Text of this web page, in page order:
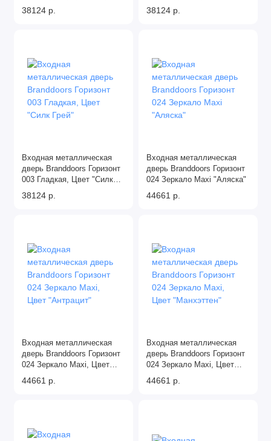
Грей"
38124 р.
"Манхэттен"
38124 р.
Входная металлическая
дверь Branddoors Горизонт
003 Гладкая, Цвет "Силк
Грей"
38124 р.
Входная металлическая
дверь Branddoors Горизонт
024 Зеркало Maxi "Аляска"
44661 р.
Входная металлическая
дверь Branddoors Горизонт
024 Зеркало Maxi, Цвет
"Антрацит"
44661 р.
Входная металлическая
дверь Branddoors Горизонт
024 Зеркало Maxi, Цвет
"Манхэттен"
44661 р.